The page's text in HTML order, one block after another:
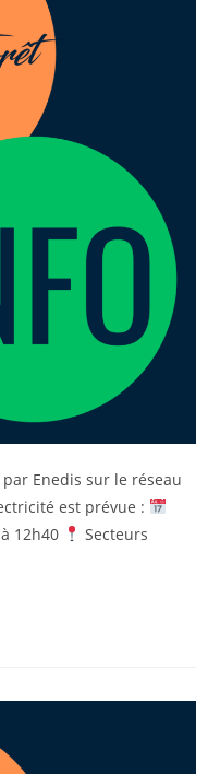
Enedis sur le réseau
est prévue :
12h40
Secteurs